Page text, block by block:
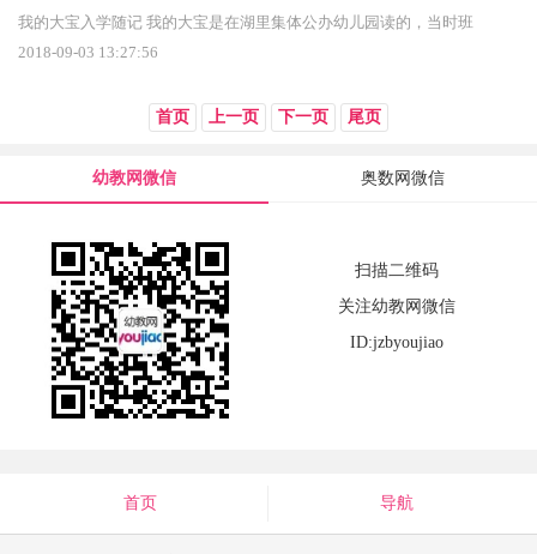
我的大宝入学随记 我的大宝是在湖里集体公办幼儿园读的，当时班
2018-09-03 13:27:56
首页 上一页 下一页 尾页
幼教网微信 奥数网微信
扫描二维码
关注幼教网微信
ID:jzbyoujiao
首页 导航